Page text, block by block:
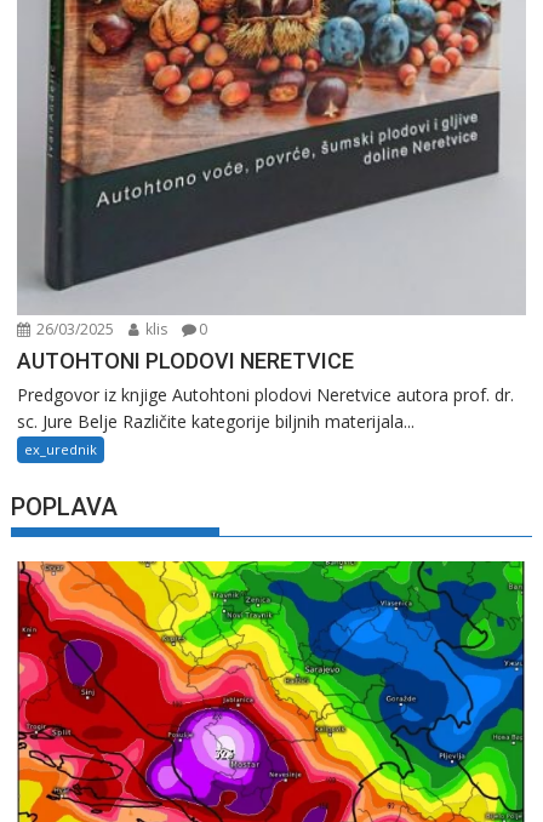
26/03/2025 klis 0
AUTOHTONI PLODOVI NERETVICE
Predgovor iz knjige Autohtoni plodovi Neretvice autora prof. dr.
sc. Jure Belje Različite kategorije biljnih materijala...
ex_urednik
POPLAVA